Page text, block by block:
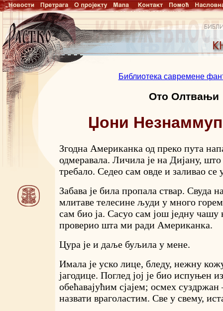
Библиотека савремене
Ото Олтвањи
Џони
Згодна Американка од преко пута
одмеравала. Личила је на Дијану,
требало. Седео сам овде и заливао се
Забава је била пропала ствар. Свуда
млитаве телесине људи у много
сам био ја. Сасуо сам још једну
проверио шта ми ради Американка.
Цура је и даље буљила у мене.
Имала је уско лице, бледу, нежну
јагодице. Поглед јој је био испуњен
обећавајућим сјајем; осмех
назвати враголастим. Све у свему,